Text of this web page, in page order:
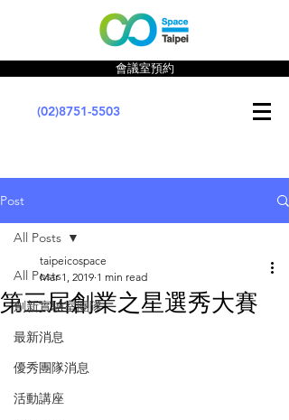
會議室預約
(02)8751-5503
Post
All Posts
創新實驗室團隊
最新消息
優秀團隊消息
活動講座
All Posts
第三屆創業之星選秀大賽
taipeicospace
Mar 1, 2019 1 min read